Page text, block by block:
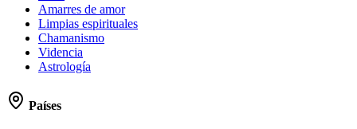
Amarres de amor
Limpias espirituales
Chamanismo
Videncia
Astrología
Países